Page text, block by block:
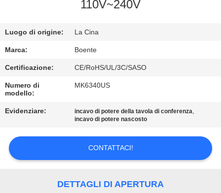
CONTROLLO
QUALITÀ
CONTATTICI
NOTIZIE
CONFERENCE
110V~240V
Luogo di origine: La Cina
Marca: Boente
Certificazione: CE/RoHS/UL/3C/SASO
Numero di
modello:
MK6340US
Evidenziare: incavo di potere della tavola di conferenza,
incavo di potere nascosto
CONTATTACI!
DETTAGLI DI APERTURA